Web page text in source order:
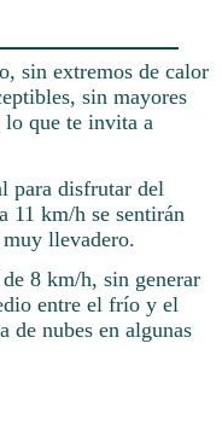
sin extremos de calor
sin mayores
lo que te invita a
para disfrutar del
11 km/h se sentirán
llevadero.
8 km/h, sin generar
entre el frío y el
de nubes en algunas